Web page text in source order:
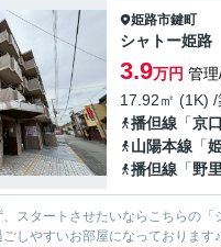
姫路市鍵町
シャトー姫路
3.9万円 管
17.92㎡ (1K)
播但線 「京口
山陽本線 「
播但線 「野里
スタートさせたいならこちらの
しやすいお部屋になっておりま